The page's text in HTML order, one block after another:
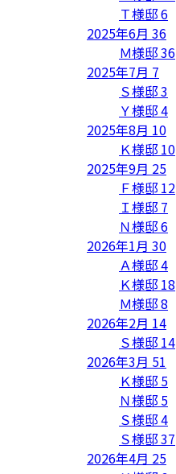
Ｔ様邸6
2025年6月 36
Ｍ様邸36
2025年7月 7
Ｓ様邸3
Ｙ様邸4
2025年8月 10
Ｋ様邸 10
2025年9月 25
Ｆ様邸 12
Ｉ様邸 7
Ｎ様邸6
2026年1月 30
Ａ様邸4
Ｋ様邸 18
Ｍ様邸8
2026年2月 14
Ｓ様邸 14
2026年3月 51
Ｋ様邸 5
Ｎ様邸 5
Ｓ様邸4
Ｓ様邸37
2026年4月 25